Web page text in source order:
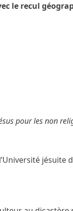
le recul
pour les non
jésuite